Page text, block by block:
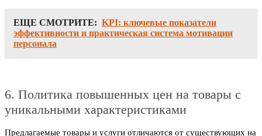
ЕЩЕ СМОТРИТЕ: KPI: ключевые показатели
эффективности и практическая система мотивации
персонала
6. Политика повышенных цен на товары с
уникальными характеристиками
Предлагаемые товары и услуги отличаются от существующих на